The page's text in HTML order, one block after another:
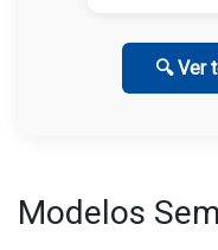
🔍 Ver
Modelos